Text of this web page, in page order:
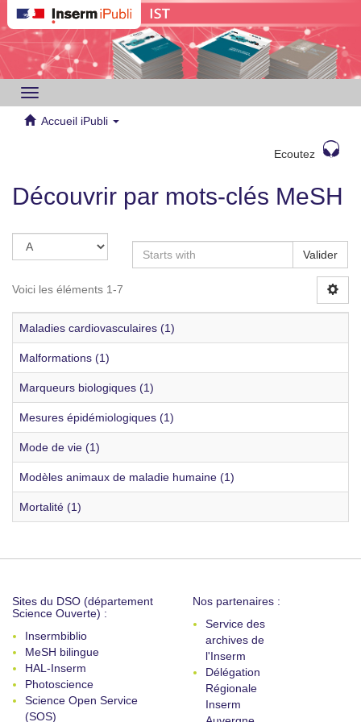
Toggle
navigation
Accueil iPubli
Ecoutez
Découvrir par mots-clés MeSH
Valider
Voici les éléments 1-7
Maladies cardiovasculaires (1)
Malformations (1)
Marqueurs biologiques (1)
Mesures épidémiologiques (1)
Mode de vie (1)
Modèles animaux de maladie humaine (1)
Mortalité (1)
Sites du DSO (département
Science Ouverte) :
Insermbiblio
MeSH bilingue
HAL-Inserm
Photoscience
Science Open Service
(SOS)
Nos partenaires :
Service des
archives de
l'Inserm
Délégation
Régionale
Inserm